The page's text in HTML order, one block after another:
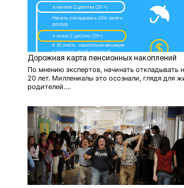
Дорожная карта пенсионных накоплений
По мнению экспертов, начинать откладывать
20 лет. Миллениалы это осознали, глядя для
родителей....